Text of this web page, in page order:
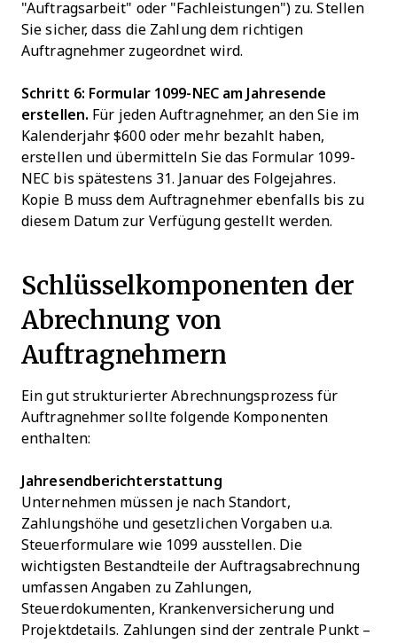
"Auftragsarbeit" oder "Fachleistungen") zu. Stellen
Sie sicher, dass die Zahlung dem richtigen
Auftragnehmer zugeordnet wird.
Schritt 6: Formular 1099-NEC am Jahresende
erstellen. Für jeden Auftragnehmer, an den Sie im
Kalenderjahr $600 oder mehr bezahlt haben,
erstellen und übermitteln Sie das Formular 1099-
NEC bis spätestens 31. Januar des Folgejahres.
Kopie B muss dem Auftragnehmer ebenfalls bis zu
diesem Datum zur Verfügung gestellt werden.
Schlüsselkomponenten der
Abrechnung von
Auftragnehmern
Ein gut strukturierter Abrechnungsprozess für
Auftragnehmer sollte folgende Komponenten
enthalten:
Jahresendberichterstattung
Unternehmen müssen je nach Standort,
Zahlungshöhe und gesetzlichen Vorgaben u.a.
Steuerformulare wie 1099 ausstellen. Die
wichtigsten Bestandteile der Auftragsabrechnung
umfassen Angaben zu Zahlungen,
Steuerdokumenten, Krankenversicherung und
Projektdetails. Zahlungen sind der zentrale Punkt –